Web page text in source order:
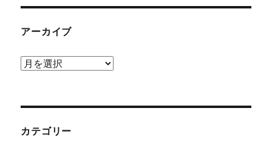
アーカイブ
ア
ブ
カテゴリー